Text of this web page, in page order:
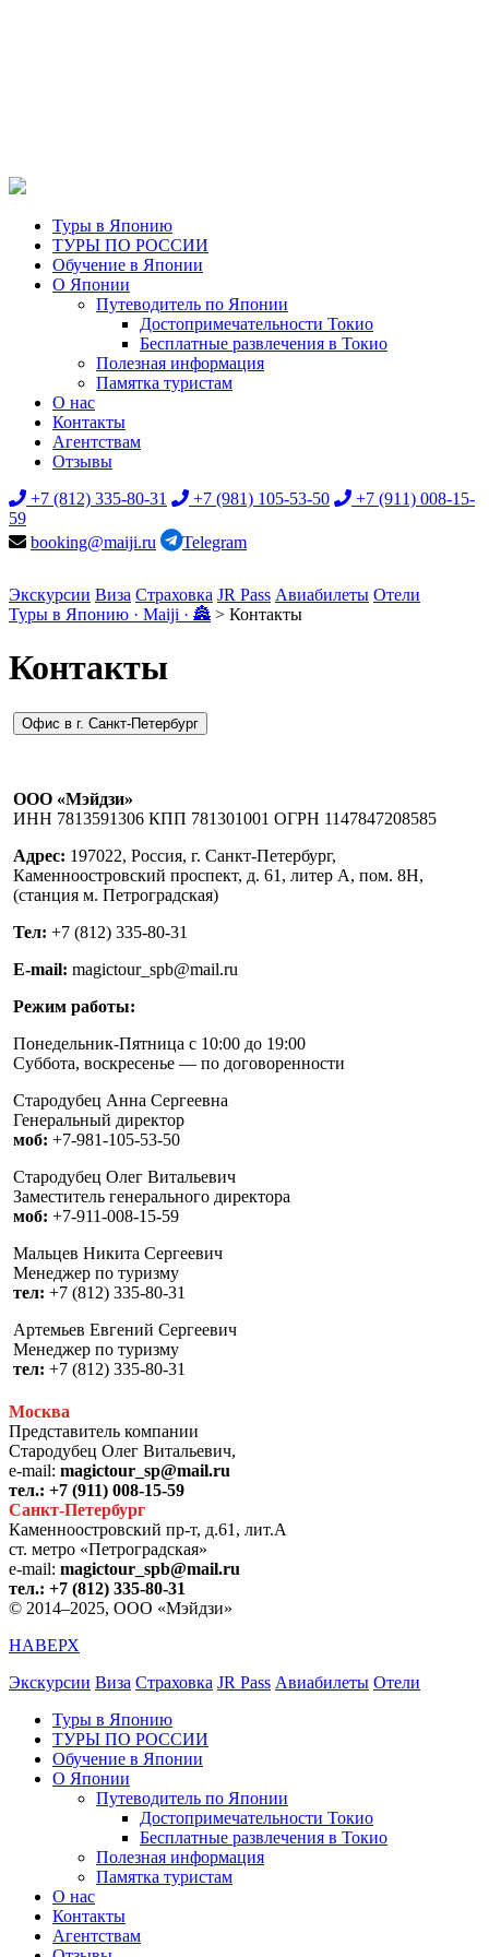
Туры в Японию
ТУРЫ ПО РОССИИ
Обучение в Японии
О Японии
Путеводитель по Японии
Достопримечательности Токио
Бесплатные развлечения в Токио
Полезная информация
Памятка туристам
О нас
Контакты
Агентствам
Отзывы
+7 (812) 335-80-31
+7 (981) 105-53-50
+7 (911) 008-15-
59
booking@maiji.ru
Telegram
Экскурсии Виза Страховка JR Pass Авиабилеты Отели
Туры в Японию · Maiji · 🏯 > Контакты
Контакты
Офис в г. Санкт-Петербург
ООО «Мэйдзи»
ИНН 7813591306 КПП 781301001 ОГРН 1147847208585
Адрес: 197022, Россия, г. Санкт-Петербург,
Каменноостровский проспект, д. 61, литер А, пом. 8Н,
(станция м. Петроградская)
Тел: +7 (812) 335-80-31
E-mail: magictour_spb@mail.ru
Режим работы:
Понедельник-Пятница с 10:00 до 19:00
Суббота, воскресенье — по договоренности
Стародубец Анна Сергеевна
Генеральный директор
моб: +7-981-105-53-50
Стародубец Олег Витальевич
Заместитель генерального директора
моб: +7-911-008-15-59
Мальцев Никита Сергеевич
Менеджер по туризму
тел: +7 (812) 335-80-31
Артемьев Евгений Сергеевич
Менеджер по туризму
тел: +7 (812) 335-80-31
Москва
Представитель компании
Стародубец Олег Витальевич,
e-mail: magictour_sp@mail.ru
тел.: +7 (911) 008-15-59
Санкт-Петербург
Каменноостровский пр-т, д.61, лит.А
ст. метро «Петроградская»
e-mail: magictour_spb@mail.ru
тел.: +7 (812) 335-80-31
© 2014–2025, ООО «Мэйдзи»
НАВЕРХ
Экскурсии Виза Страховка JR Pass Авиабилеты Отели
Туры в Японию
ТУРЫ ПО РОССИИ
Обучение в Японии
О Японии
Путеводитель по Японии
Достопримечательности Токио
Бесплатные развлечения в Токио
Полезная информация
Памятка туристам
О нас
Контакты
Агентствам